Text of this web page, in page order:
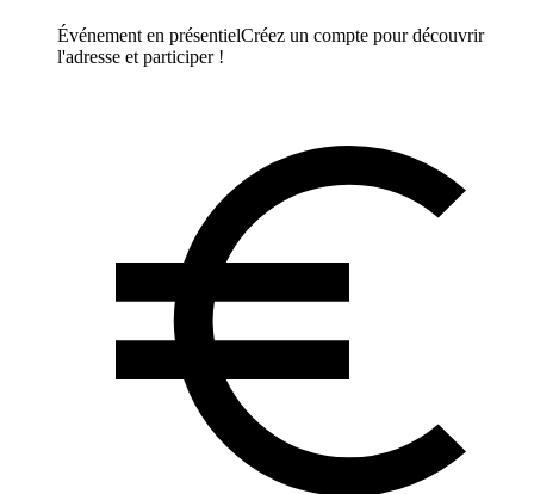
Événement en présentielCréez un compte pour découvrir
l'adresse et participer !